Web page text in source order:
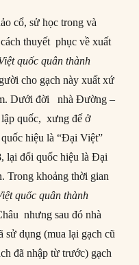
cổ, sử học trong và
thuyết phục về xuất
quốc quân thành
cho gạch này xuất xứ
Dưới đời nhà Đường –
quốc, xưng đế ở
hiệu là “Đại Việt”
lại đổi quốc hiệu là Đại
Trong khoảng thời gian
quốc quân thành
nhưng sau đó nhà
dụng (mua lại gạch cũ
đã nhập từ trước) gạch